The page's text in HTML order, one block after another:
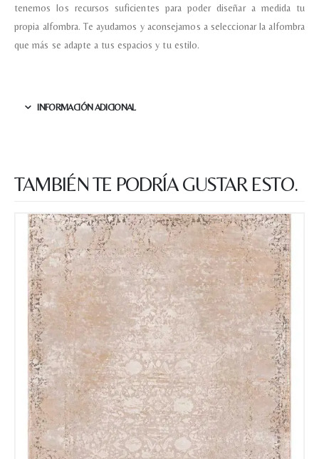
tenemos los recursos suficientes para poder diseñar a medida tu
propia alfombra. Te ayudamos y aconsejamos a seleccionar la alfombra
que más se adapte a tus espacios y tu estilo.
INFORMACIÓN ADICIONAL
TAMBIÉN TE PODRÍA GUSTAR ESTO.
Nombre y apellido*
Teléfono
Correo electronico *
Tu mensaje.
Nombre y Referencia del producto*